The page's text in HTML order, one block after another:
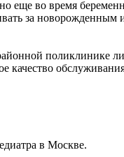
еще во время
за новорожденным
поликлинике
качество
в Москве.